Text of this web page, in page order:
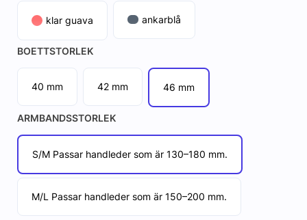
klar guava ankarblå
BOETTSTORLEK
40 mm 42 mm 46 mm
ARMBANDSSTORLEK
S/M Passar handleder som är 130–180 mm.
M/L Passar handleder som är 150–200 mm.